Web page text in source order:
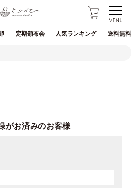
定期頒布会 人気ランキング 送料無
がお済みのお客様